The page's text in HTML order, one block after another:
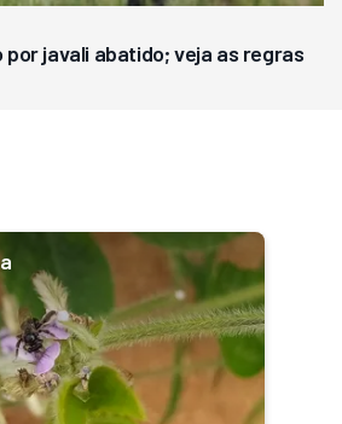
javali abatido; veja as regras